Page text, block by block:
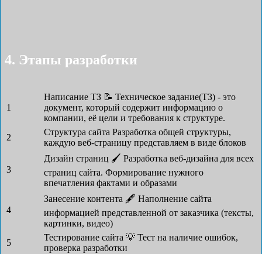
4. Этапы разработки
1
Написание ТЗ 📝 Техническое задание(ТЗ) - это
документ, который содержит информацию о
компании, её цели и требования к структуре.
2
Структура сайта Разработка общей структуры,
каждую веб-страницу представляем в виде блоков
3
Дизайн страниц 🖌 Разработка веб-дизайна для всех
страниц сайта. Формирование нужного
впечатления фактами и образами
4
Занесение контента 🖋 Наполнение сайта
информацией представленной от заказчика (тексты,
картинки, видео)
5
Тестирование сайта 💡 Тест на наличие ошибок,
проверка разработки